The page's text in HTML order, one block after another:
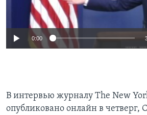
0:00
В интервью журналу The New
опубликовано онлайн в четверг,